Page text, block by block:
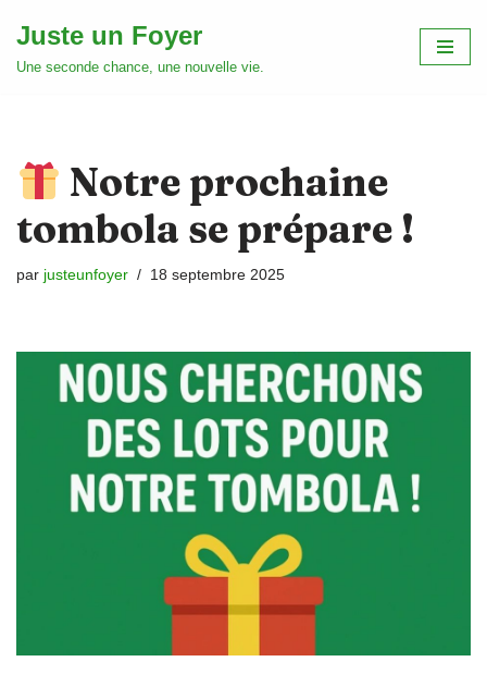
Aller
Juste un Foyer
Une seconde chance, une nouvelle vie.
Notre prochaine
tombola se prépare !
par justeunfoyer 18 septembre 2025